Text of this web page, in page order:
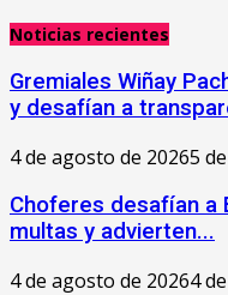
Noticias recientes
Gremiales Wiñay
y desafían a
4 de agosto de 20265
Choferes desafían a
multas y advierten...
4 de agosto de 20264